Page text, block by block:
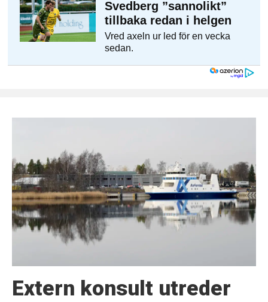
Extern konsult utreder